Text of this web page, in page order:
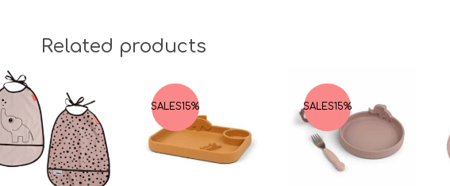
Related products
SALES15% SALES15%